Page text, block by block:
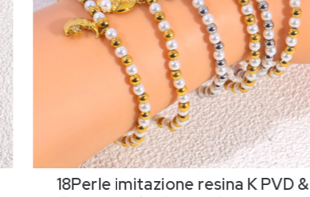
18Perle imitazione resina K PVD &